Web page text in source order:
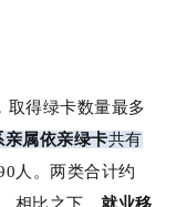
取得绿卡数量最多
属依亲绿卡共有
人。两类合计约
相比之下，就业移